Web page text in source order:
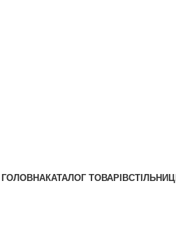
ГОЛОВНАКАТАЛОГ ТОВАРІВСТІЛЬНИЦІ